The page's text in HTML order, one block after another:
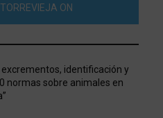
ON
excrementos, identificación y
normas sobre animales en